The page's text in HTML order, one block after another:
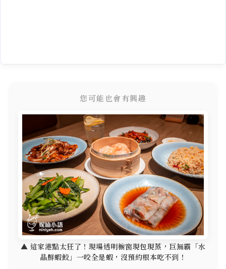
您可能也會有興趣
▲ 這家港點太狂了！現場透明櫥窗現包現蒸，巨無霸「水
晶鮮蝦餃」一咬全是蝦，沒預約根本吃不到！